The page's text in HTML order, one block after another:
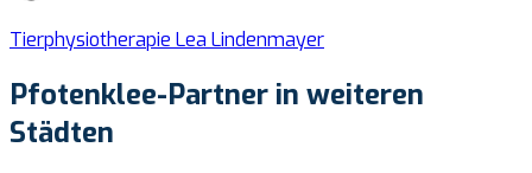
Tierphysiotherapie Lea Lindenmayer
Pfotenklee-Partner in weiteren
Städten